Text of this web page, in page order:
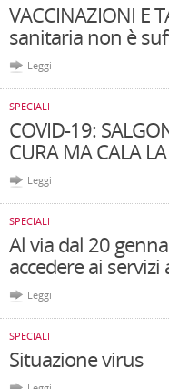
VACCINAZIONI E
sanitaria non è
Leggi
SPECIALI
COVID-19:
CURA MA CALA
Leggi
SPECIALI
Al via dal 20
accedere ai
Leggi
SPECIALI
Situazione virus